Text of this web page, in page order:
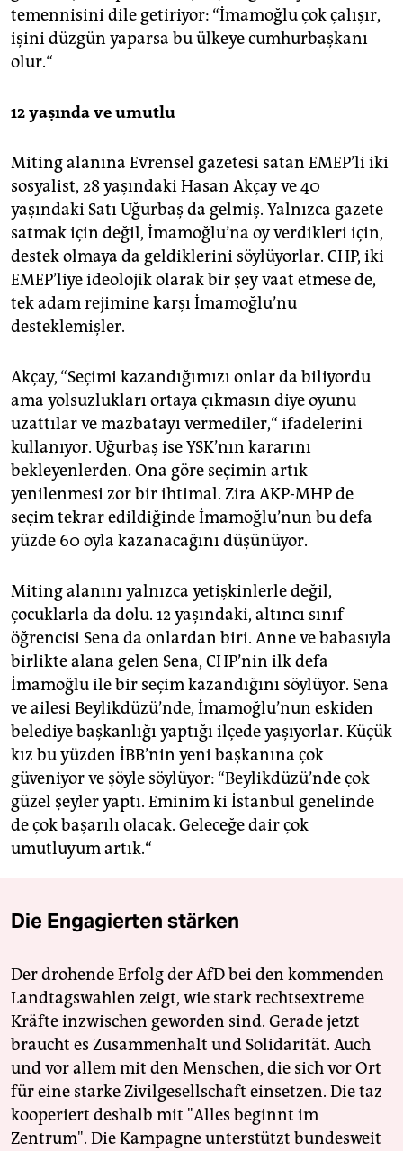
temennisini dile getiriyor: “İmamoğlu çok çalışır,
işini düzgün yaparsa bu ülkeye cumhurbaşkanı
olur.“
12 yaşında ve umutlu
Miting alanına Evrensel gazetesi satan EMEP’li iki
sosyalist, 28 yaşındaki Hasan Akçay ve 40
yaşındaki Satı Uğurbaş da gelmiş. Yalnızca gazete
satmak için değil, İmamoğlu’na oy verdikleri için,
destek olmaya da geldiklerini söylüyorlar. CHP, iki
EMEP’liye ideolojik olarak bir şey vaat etmese de,
tek adam rejimine karşı İmamoğlu’nu
desteklemişler.
Akçay, “Seçimi kazandığımızı onlar da biliyordu
ama yolsuzlukları ortaya çıkmasın diye oyunu
uzattılar ve mazbatayı vermediler,“ ifadelerini
kullanıyor. Uğurbaş ise YSK’nın kararını
bekleyenlerden. Ona göre seçimin artık
yenilenmesi zor bir ihtimal. Zira AKP-MHP de
seçim tekrar edildiğinde İmamoğlu’nun bu defa
yüzde 60 oyla kazanacağını düşünüyor.
Miting alanını yalnızca yetişkinlerle değil,
çocuklarla da dolu. 12 yaşındaki, altıncı sınıf
öğrencisi Sena da onlardan biri. Anne ve babasıyla
birlikte alana gelen Sena, CHP’nin ilk defa
İmamoğlu ile bir seçim kazandığını söylüyor. Sena
ve ailesi Beylikdüzü’nde, İmamoğlu’nun eskiden
belediye başkanlığı yaptığı ilçede yaşıyorlar. Küçük
kız bu yüzden İBB’nin yeni başkanına çok
güveniyor ve şöyle söylüyor: “Beylikdüzü’nde çok
güzel şeyler yaptı. Eminim ki İstanbul genelinde
de çok başarılı olacak. Geleceğe dair çok
umutluyum artık.“
Die Engagierten stärken
Der drohende Erfolg der AfD bei den kommenden
Landtagswahlen zeigt, wie stark rechtsextreme
Kräfte inzwischen geworden sind. Gerade jetzt
braucht es Zusammenhalt und Solidarität. Auch
und vor allem mit den Menschen, die sich vor Ort
für eine starke Zivilgesellschaft einsetzen. Die taz
kooperiert deshalb mit "Alles beginnt im
Zentrum". Die Kampagne unterstützt bundesweit